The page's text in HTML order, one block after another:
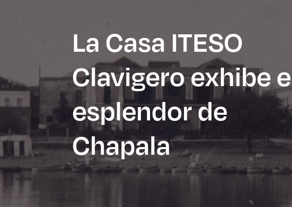
Enlaces de interés
La Casa ITESO
Clavigero exhibe
esplendor de
Chapala